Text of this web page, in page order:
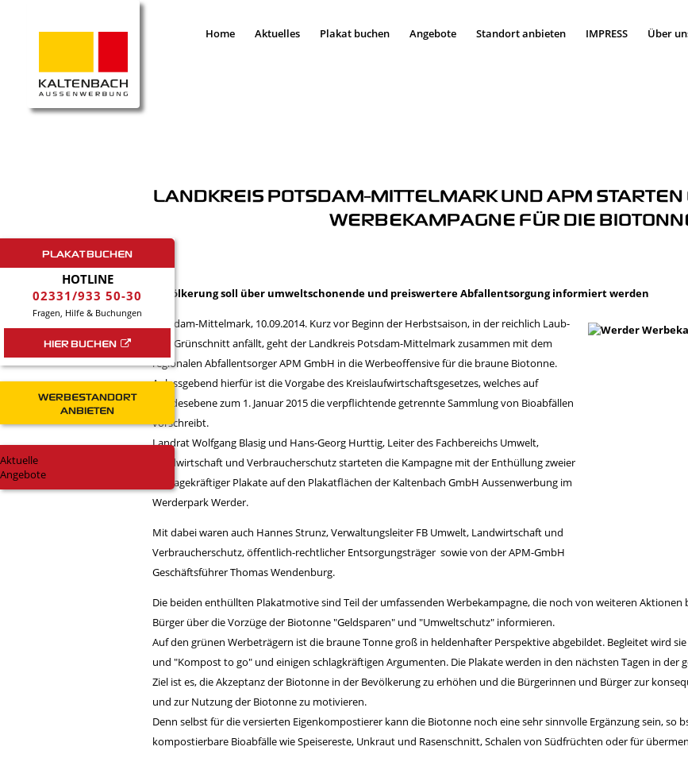
Home Aktuelles Plakat buchen Angebote Standort anbieten IMPRESS Über
LANDKREIS POTSDAM-MITTELMARK UND APM STARTEN
ERBEKAMPAGNE FÜR DIE BIOTONNE
Bevölkerung soll über umweltschonende und preiswertere Abfallentsorgung informiert werden
Potsdam-Mittelmark, 10.09.2014. Kurz vor Beginn der Herbstsaison, in der reichlich Laub-
und Grünschnitt anfällt, geht der Landkreis Potsdam-Mittelmark zusammen mit dem
regionalen Abfallentsorger APM GmbH in die Werbeoffensive für die braune Biotonne.
Anlassgebend hierfür ist die Vorgabe des Kreislaufwirtschaftsgesetzes, welches auf
Bundesebene zum 1. Januar 2015 die verpflichtende getrennte Sammlung von Bioabfällen
vorschreibt.
Landrat Wolfgang Blasig und Hans-Georg Hurttig, Leiter des Fachbereichs Umwelt,
Landwirtschaft und Verbraucherschutz starteten die Kampagne mit der Enthüllung zweier
aussagekräftiger Plakate auf den Plakatflächen der Kaltenbach GmbH Aussenwerbung im
Werderpark Werder.
Mit dabei waren auch Hannes Strunz, Verwaltungsleiter FB Umwelt, Landwirtschaft und
Verbraucherschutz, öffentlich-rechtlicher Entsorgungsträger sowie von der APM-GmbH
Geschäftsführer Thomas Wendenburg.
Die beiden enthüllten Plakatmotive sind Teil der umfassenden Werbekampagne, die noch von weiteren Aktionen
Bürger über die Vorzüge der Biotonne "Geldsparen" und "Umweltschutz" informieren.
Auf den grünen Werbeträgern ist die braune Tonne groß in heldenhafter Perspektive abgebildet. Begleitet wird sie
und "Kompost to go" und einigen schlagkräftigen Argumenten. Die Plakate werden in den nächsten Tagen in der
Ziel ist es, die Akzeptanz der Biotonne in der Bevölkerung zu erhöhen und die Bürgerinnen und Bürger zur
und zur Nutzung der Biotonne zu motivieren.
Denn selbst für die versierten Eigenkompostierer kann die Biotonne noch eine sehr sinnvolle Ergänzung sein, so
kompostierbare Bioabfälle wie Speisereste, Unkraut und Rasenschnitt, Schalen von Südfrüchten oder für
PLAKAT BUCHEN
HOTLINE
02331/933 50-30
Fragen, Hilfe & Buchungen
HIER BUCHEN
WERBESTANDORT
ANBIETEN
Aktuelle
Angebote